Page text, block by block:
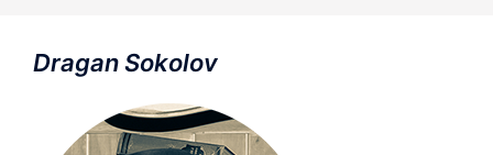
Dragan Sokolov